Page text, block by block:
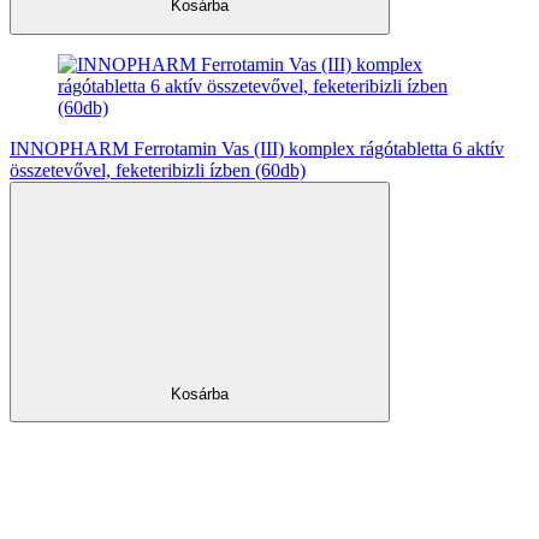
Kosárba
INNOPHARM Ferrotamin Vas (III) komplex rágótabletta 6 aktív
összetevővel, feketeribizli ízben (60db)
Kosárba